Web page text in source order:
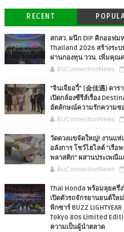
RECENT
สกสว. ผนึก DIP คิกออฟม
Thailand 2026 สร้างระ
ผ่านกองทุน ววน. เพิ่มคุณ
BizConnectionNews
"จินเจียอวี้" (金佳遇) ดา
เปิดกล้องซีรีส์เรื่อง
อัตลักษณ์ความรักความช
BizConnectionNews
วัดดวงแขจัดใหญ่! งานแ
อลังการ โชว์ไฮไลต์ "เรื
พลาสติก" ผสานประเพณีแ
BizConnectionNews
Thai Honda พร้อมลุยครึ่
เปิดตัวรถจักรยานยนต์ใ
พิกซาร์ BUZZ
Tokyo 80s Limited
ความเป็นผู้นำตลาด